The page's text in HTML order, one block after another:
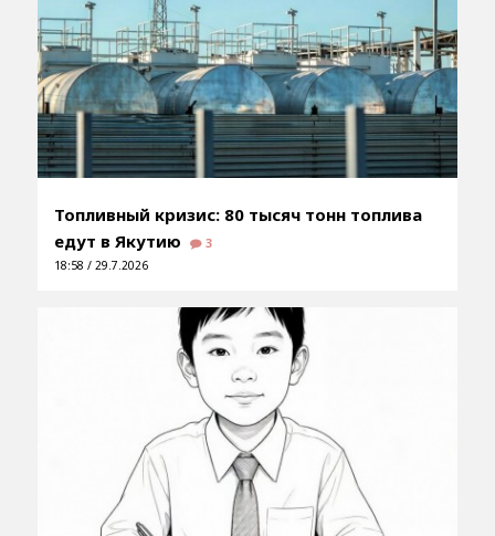
Топливный кризис: 80 тысяч тонн топлива
едут в Якутию
3
18:58 / 29.7.2026